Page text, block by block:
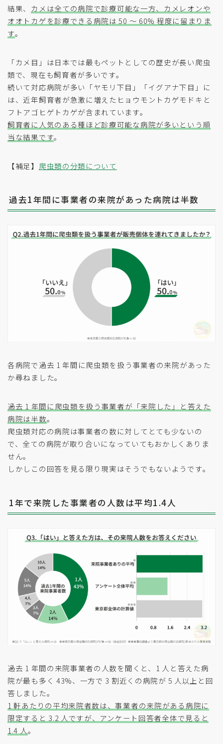
結果、 カメは全ての病院で診療可能な一方、カメレオンや
オオトカゲを診療できる病院は 50 〜 60% 程度に留まりま
す。
「カメ目」は日本では最もペットとしての歴史が長い爬虫
類で、現在も飼育者が多いです。
続いて対応病院が多い「ヤモリ下目」「イグアナ下目」に
は、近年飼育者が急激に増えたヒョウモントカゲモドキと
フトアゴヒゲトカゲが含まれています。
飼育者に人気のある種ほど診療可能な病院が多いという順
当な結果です。
【補足】 爬虫類の分類について
過去1年間に事業者の来院があった病院は半数
各病院で過去 1 年間に爬虫類を扱う事業者の来院があった
か尋ねました。
過去 1 年間に爬虫類を扱う事業者が「来院した」と答えた
病院は半数。
爬虫類対応の病院は事業者の数に対してとても少ないの
で、全ての病院が取り合いになっていてもおかしくありま
せん。
しかしこの回答を見る限り現実はそうでもないようです。
1年で来院した事業者の人数は平均1.4人
過去 1 年間の来院事業者の人数を聞くと、1 人と答えた病
院が最も多く 43%、一方で 3 割近くの病院が 5 人以上と回
答しました。
1 軒あたりの平均来院者数は、事業者の来院がある病院に
限定すると 3.2 人ですが、アンケート回答者全体で見ると
1.4 人。